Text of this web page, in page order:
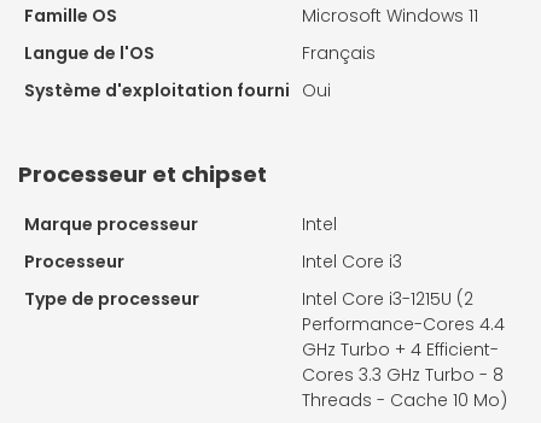
Famille OS
Microsoft Windows 11
Langue de l'OS
Français
Système d'exploitation fourni Oui
Processeur et chipset
Marque processeur
Intel
Processeur
Intel Core i3
Type de processeur
Intel Core i3-1215U (2
Performance-Cores 4.4
GHz Turbo + 4 Efficient-
Cores 3.3 GHz Turbo - 8
Threads - Cache 10 Mo)